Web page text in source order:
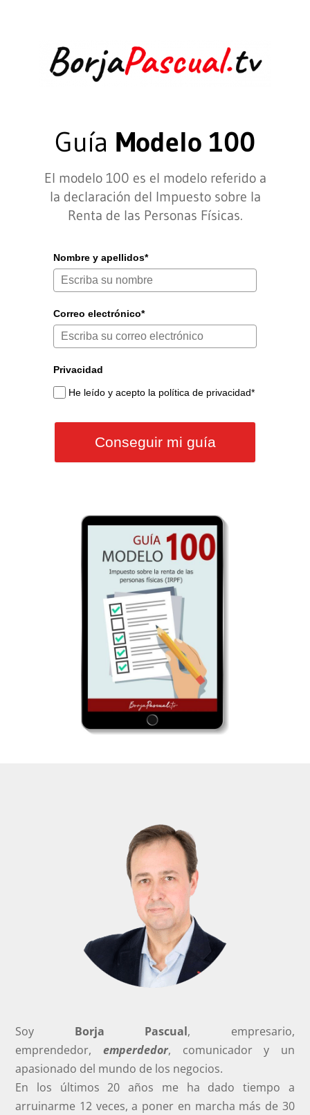
Guía Modelo 100
El modelo 100 es el modelo referido a
la declaración del Impuesto sobre la
Renta de las Personas Físicas.
Nombre y apellidos*
Correo electrónico*
Privacidad
He leído y acepto la política de privacidad*
Conseguir mi guía
Soy Borja Pascual, empresario,
emprendedor, emperdedor, comunicador y un
apasionado del mundo de los negocios.
En los últimos 20 años me ha dado tiempo a
arruinarme 12 veces, a poner en marcha más de 30